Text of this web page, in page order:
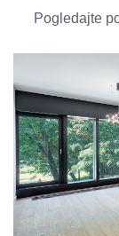
Pogledajte